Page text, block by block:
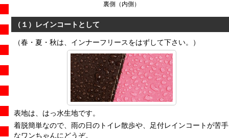
裏側（内側）
（１）レインコートとして
（春・夏・秋は、インナーフリースをはずして下さい。）
表地は、はっ水生地です。
着脱簡単なので、雨の日のトイレ散歩や、足付レインコートが苦手
なワンちゃんにどうぞ。